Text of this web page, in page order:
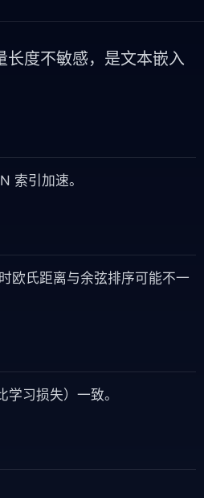
度不敏感，是文本嵌入
索引加速。
欧氏距离与余弦排序可能不一
习损失）一致。